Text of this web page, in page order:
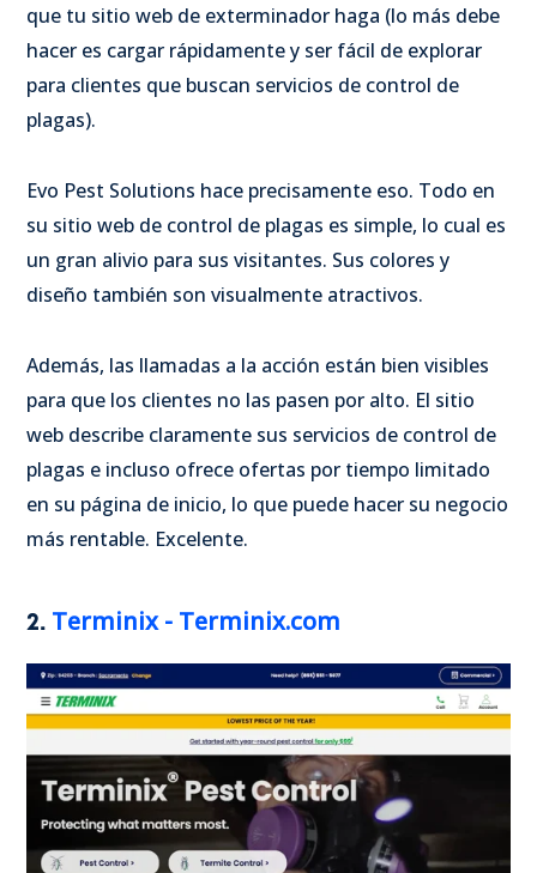
que tu sitio web de exterminador haga (lo más debe
hacer es cargar rápidamente y ser fácil de explorar
para clientes que buscan servicios de control de
plagas).
Evo Pest Solutions hace precisamente eso. Todo en
su sitio web de control de plagas es simple, lo cual es
un gran alivio para sus visitantes. Sus colores y
diseño también son visualmente atractivos.
Además, las llamadas a la acción están bien visibles
para que los clientes no las pasen por alto. El sitio
web describe claramente sus servicios de control de
plagas e incluso ofrece ofertas por tiempo limitado
en su página de inicio, lo que puede hacer su negocio
más rentable. Excelente.
2. Terminix - Terminix.com